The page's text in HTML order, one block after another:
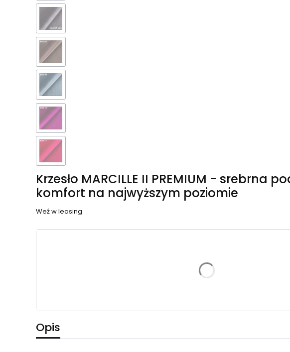
Krzesło MARCILLE II PREMIUM - srebrna
komfort na najwyższym poziomie
Weź w leasing
Opis